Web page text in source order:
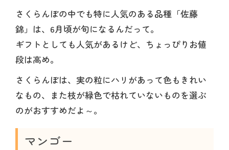
さくらんぼの中でも特に人気のある品種「佐藤
錦」は、6月頃が旬になるんだって。
ギフトとしても人気があるけど、ちょっぴりお値
段は高め。
さくらんぼは、実の粒にハリがあって色もきれい
なもの、また枝が緑色で枯れていないものを選ぶ
のがおすすめだよ～。
マンゴー